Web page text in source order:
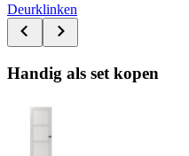
Deurklinken
Handig als set kopen